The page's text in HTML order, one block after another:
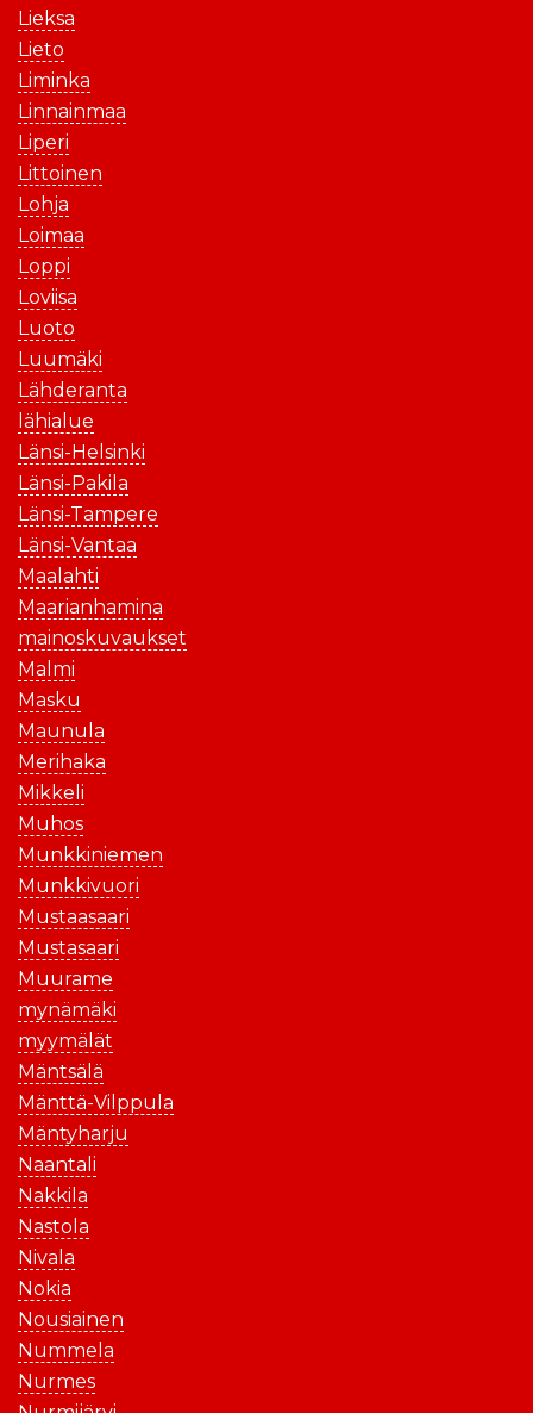
Lieksa
Lieto
Liminka
Linnainmaa
Liperi
Littoinen
Lohja
Loimaa
Loppi
Loviisa
Luoto
Luumäki
Lähderanta
lähialue
Länsi-Helsinki
Länsi-Pakila
Länsi-Tampere
Länsi-Vantaa
Maalahti
Maarianhamina
mainoskuvaukset
Malmi
Masku
Maunula
Merihaka
Mikkeli
Muhos
Munkkiniemen
Munkkivuori
Mustaasaari
Mustasaari
Muurame
mynämäki
myymälät
Mäntsälä
Mänttä-Vilppula
Mäntyharju
Naantali
Nakkila
Nastola
Nivala
Nokia
Nousiainen
Nummela
Nurmes